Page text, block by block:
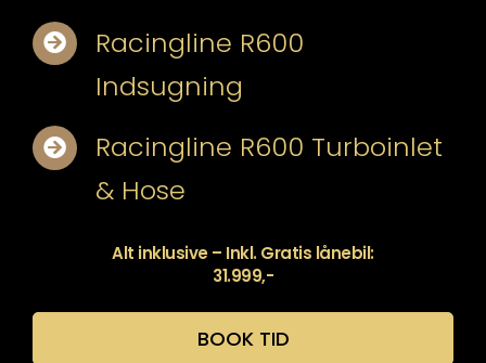
Racingline R600
Indsugning
Racingline R600 Turboinlet
& Hose
Alt inklusive – Inkl. Gratis lånebil:
31.999,-
BOOK TID